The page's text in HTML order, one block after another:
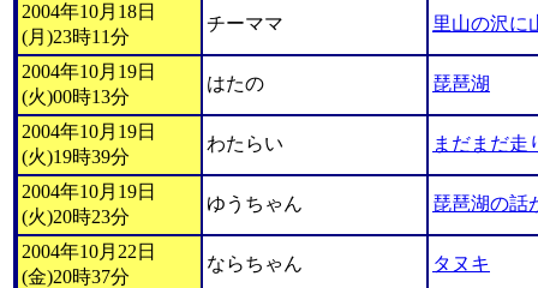
2004年10月18日
(月)23時11分
チーママ 里山の沢に
2004年10月19日
(火)00時13分
はたの 琵琶湖
2004年10月19日
(火)19時39分
わたらい まだまだ走
2004年10月19日
(火)20時23分
ゆうちゃん 琵琶湖の話
2004年10月22日
(金)20時37分
ならちゃん タヌキ